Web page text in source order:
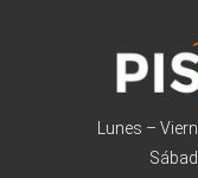
Lunes –